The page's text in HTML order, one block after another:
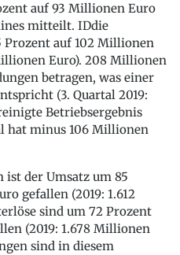
auf 93 Millionen Euro
mitteilt. IDdie
Prozent auf 102 Millionen
Euro). 208 Millionen
betragen, was einer
(3. Quartal 2019:
Betriebsergebnis
hat minus 106 Millionen
ist der Umsatz um 85
gefallen (2019: 1.612
sind um 72 Prozent
(2019: 1.678 Millionen
sind in diesem